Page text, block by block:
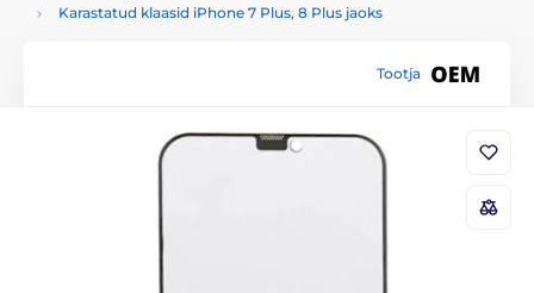
Karastatud klaasid iPhone 7 Plus, 8 Plus jaoks
Tootja